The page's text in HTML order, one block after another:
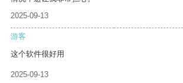
2025-09-13
游客
这个软件很好用
2025-09-13